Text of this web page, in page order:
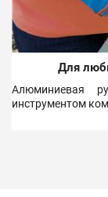
Для
Алюминиевая
инструментом